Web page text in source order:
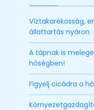
Víztakarékosság,
állattartás nyáron
A tápnak is
hőségben!
Figyelj cicádra a